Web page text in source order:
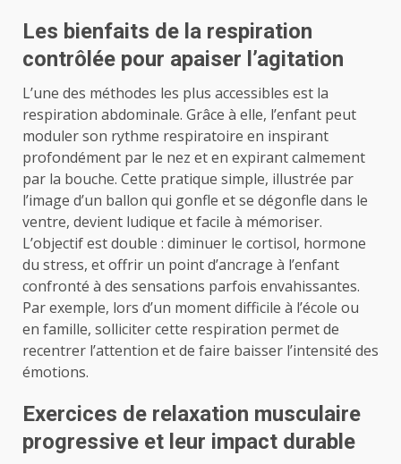
Les bienfaits de la respiration
contrôlée pour apaiser l’agitation
L’une des méthodes les plus accessibles est la
respiration abdominale. Grâce à elle, l’enfant peut
moduler son rythme respiratoire en inspirant
profondément par le nez et en expirant calmement
par la bouche. Cette pratique simple, illustrée par
l’image d’un ballon qui gonfle et se dégonfle dans le
ventre, devient ludique et facile à mémoriser.
L’objectif est double : diminuer le cortisol, hormone
du stress, et offrir un point d’ancrage à l’enfant
confronté à des sensations parfois envahissantes.
Par exemple, lors d’un moment difficile à l’école ou
en famille, solliciter cette respiration permet de
recentrer l’attention et de faire baisser l’intensité des
émotions.
Exercices de relaxation musculaire
progressive et leur impact durable